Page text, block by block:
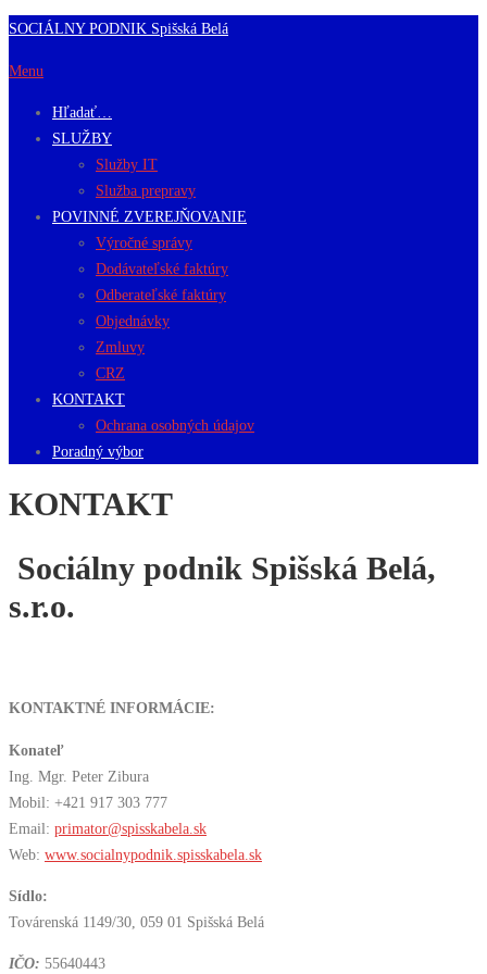
Prejsť
obsah
SOCIÁLNY PODNIK Spišská Belá
Menu
Hľadať…
SLUŽBY
Služby IT
Služba prepravy
POVINNÉ ZVEREJŇOVANIE
Výročné správy
Dodávateľské faktúry
Odberateľské faktúry
Objednávky
Zmluvy
CRZ
KONTAKT
Ochrana osobných údajov
Poradný výbor
KONTAKT
Sociálny podnik Spišská Belá,
s.r.o.
KONTAKTNÉ INFORMÁCIE:
Konateľ
Ing. Mgr. Peter Zibura
Mobil: +421 917 303 777
Email: primator@spisskabela.sk
Web: www.socialnypodnik.spisskabela.sk
Sídlo:
Továrenská 1149/30, 059 01 Spišská Belá
IČO: 55640443